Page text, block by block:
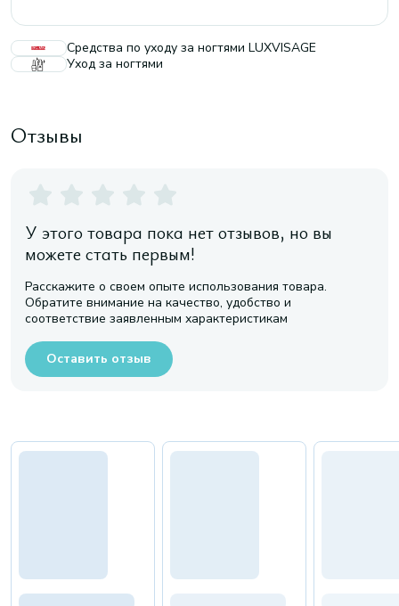
Средства по уходу за ногтями LUXVISAGE
Уход за ногтями
Отзывы
У этого товара пока нет отзывов, но вы
можете стать первым!
Расскажите о своем опыте использования товара.
Обратите внимание на качество, удобство и
соответствие заявленным характеристикам
Оставить отзыв